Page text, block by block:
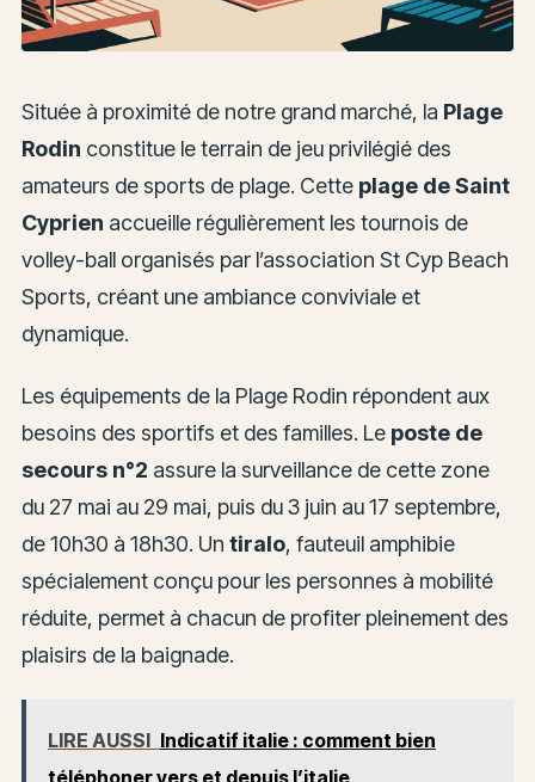
Située à proximité de notre grand marché, la Plage
Rodin constitue le terrain de jeu privilégié des
amateurs de sports de plage. Cette plage de Saint
Cyprien accueille régulièrement les tournois de
volley-ball organisés par l’association St Cyp Beach
Sports, créant une ambiance conviviale et
dynamique.
Les équipements de la Plage Rodin répondent aux
besoins des sportifs et des familles. Le poste de
secours n°2 assure la surveillance de cette zone
du 27 mai au 29 mai, puis du 3 juin au 17 septembre,
de 10h30 à 18h30. Un tiralo, fauteuil amphibie
spécialement conçu pour les personnes à mobilité
réduite, permet à chacun de profiter pleinement des
plaisirs de la baignade.
LIRE AUSSI Indicatif italie : comment bien
téléphoner vers et depuis l’italie